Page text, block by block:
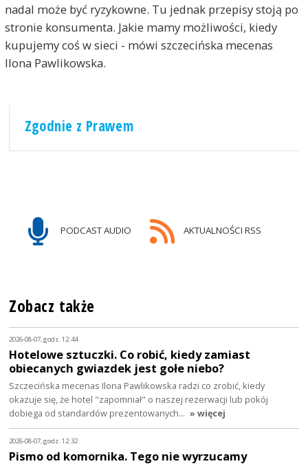
nadal może być ryzykowne. Tu jednak przepisy stoją po
stronie konsumenta. Jakie mamy możliwości, kiedy
kupujemy coś w sieci - mówi szczecińska mecenas
Ilona Pawlikowska.
Zgodnie z Prawem
PODCAST AUDIO AKTUALNOŚCI RSS
Zobacz także
2026-08-07, godz. 12:44
Hotelowe sztuczki. Co robić, kiedy zamiast
obiecanych gwiazdek jest gołe niebo?
Szczecińska mecenas Ilona Pawlikowska radzi co zrobić, kiedy
okazuje się, że hotel "zapomniał" o naszej rezerwacji lub pokój
dobiega od standardów prezentowanych… » więcej
2026-08-07, godz. 12:32
Pismo od komornika. Tego nie wyrzucamy